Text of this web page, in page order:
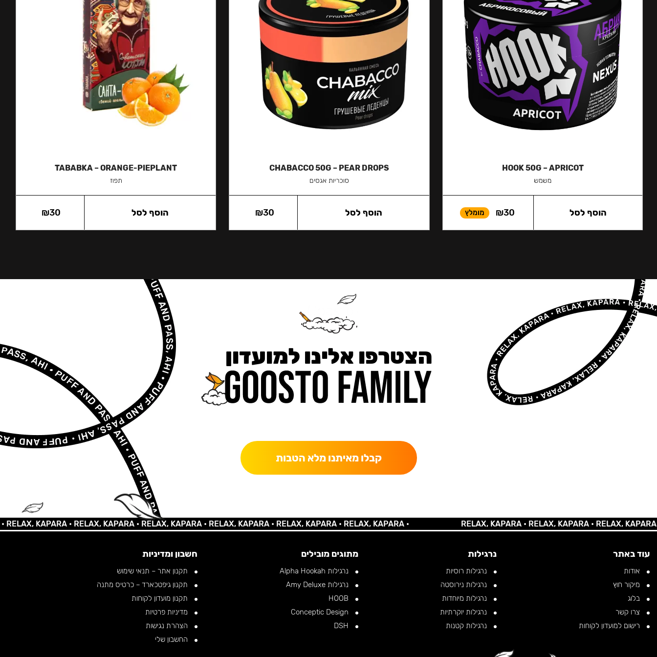
HOOK 50G – APRICOT
משמש
₪30 מומלץ הוסף לסל
CHABACCO 50G – PEAR DROPS
סוכריות אגסים
₪30 הוסף לסל
TABABKA – ORANGE-PIEPLANT
תפוז
₪30 הוסף לסל
הצטרפו אלינו למועדון
קבלו מאיתנו מלא הטבות
KAPARA •RELAX, KAPARA •RELAX, KAPARA •RELAX, KAPARA •RELAX, KAPARA •RELAX, KAPARA • RELAX, KAPARA •RELAX, KAPARA •RELAX, KAPARA •
עוד באתר
אודות
מיקור חוץ
בלוג
צרו קשר
רישום למועדון לקוחות
נרגילות
נרגילות רוסיות
נרגילות נירוסטה
נרגילות מיוחדות
נרגילות יוקרתיות
נרגילות קטנות
מתוגים מובילים
נרגילות Alpha Hookah
נרגילות Amy Deluxe
חשבון ומדיניות
תקנון אתר – תנאי שימוש
תקנון גיפטכארד – כרטיס מתנה
תקנון מועדון לקוחות
מדיניות פרטיות
הצהרת נגישות
החשבון שלי